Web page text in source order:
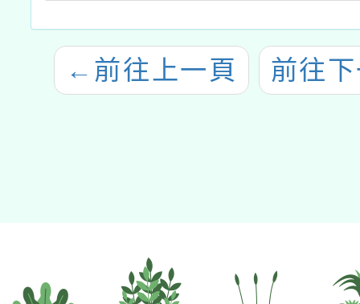
← 前往上一頁 前往